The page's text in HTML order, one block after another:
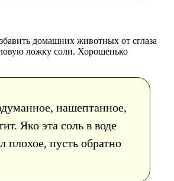
домашних животных от сглаза
ложку соли. Хорошенько
нашептанное,
Яко эта соль в воде
плохое, пусть обратно